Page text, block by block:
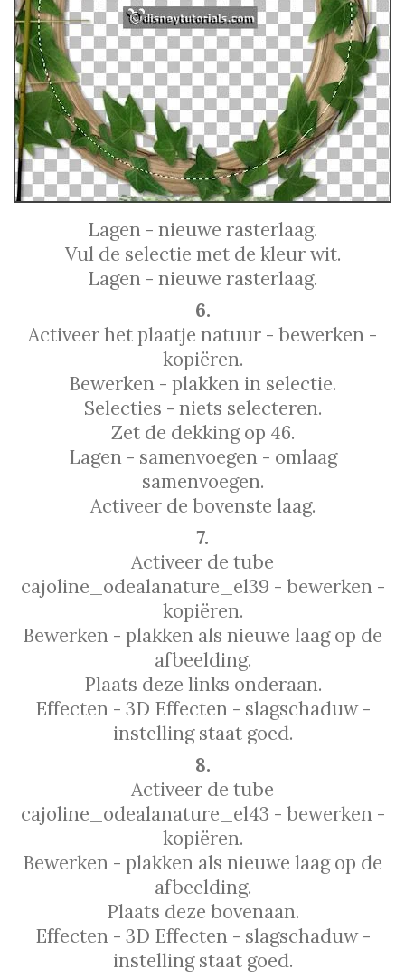
Lagen - nieuwe rasterlaag.
Vul de selectie met de kleur wit.
Lagen - nieuwe rasterlaag.
6.
Activeer het plaatje natuur - bewerken -
kopiëren.
Bewerken - plakken in selectie.
Selecties - niets selecteren.
Zet de dekking op 46.
Lagen - samenvoegen - omlaag
samenvoegen.
Activeer de bovenste laag.
7.
Activeer de tube
cajoline_odealanature_el39 - bewerken -
kopiëren.
Bewerken - plakken als nieuwe laag op de
afbeelding.
Plaats deze links onderaan.
Effecten - 3D Effecten - slagschaduw -
instelling staat goed.
8.
Activeer de tube
cajoline_odealanature_el43 - bewerken -
kopiëren.
Bewerken - plakken als nieuwe laag op de
afbeelding.
Plaats deze bovenaan.
Effecten - 3D Effecten - slagschaduw -
instelling staat goed.